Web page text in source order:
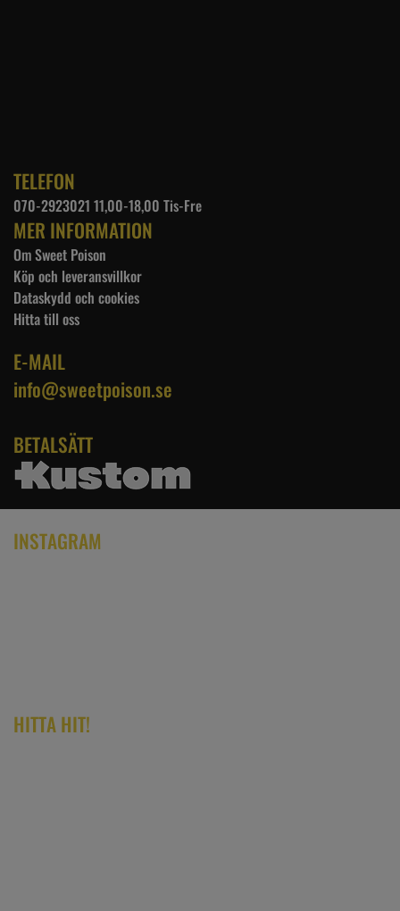
TELEFON
070-2923021 11,00-18,00 Tis-Fre
MER INFORMATION
Om Sweet Poison
Köp och leveransvillkor
Dataskydd och cookies
Hitta till oss
E-MAIL
info@sweetpoison.se
BETALSÄTT
INSTAGRAM
HITTA HIT!